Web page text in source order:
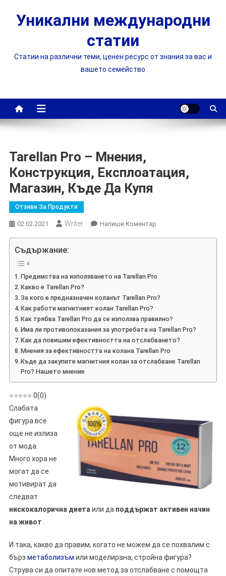
Уникални международни
статии
Статии на различни теми, ценен ресурс от знания за вас и
вашето семейство
Tarellan Pro – Мнения,
Конструкция, Експлоатация,
Магазин, Къде Да Купя
Отзиви За Продукти
02.02.2021 Writer Напиши КоментарOn
Къде
Да
Купя
Съдържание:
Предимства на използването на Tarellan Pro
Какво е Tarellan Pro?
За кого е предназначен коланът Tarellan Pro?
Как работи магнитният колан Tarellan Pro?
Как трябва Tarellan Pro да се използва правилно?
Има ли противопоказания за употребата на Tarellan Pro?
Как да повишим ефективността на отслабването?
Мнения за ефективността на колана Tarellan Pro
Къде да закупите магнитния колан за отслабване Tarellan
Pro? Нашето мнение
0(0)
Слабата
фигура все
още не излиза
от мода.
Много хора не
могат да се
мотивират да
следват
нискокалорична диета или да поддържат активен начин
на живот
И така, какво да правим, когато не можем да се похвалим с
бърз метаболизъм или моделирана, стройна фигура?
Струва си да опитате нов метод за отслабване с помощта